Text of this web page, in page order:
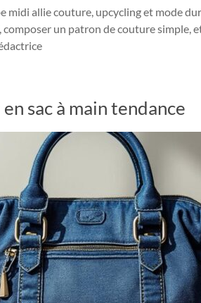
midi allie couture, upcycling et mode
un patron de couture simple,
sac à main tendance